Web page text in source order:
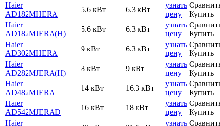
Haier
AD182MHERA
5.6 кВт 6.3 кВт
узнать
цену
Купить
Haier
AD182MJERA(H)
5.6 кВт 6.3 кВт
узнать
цену
Купить
Haier
AD302MHERA
9 кВт 6.3 кВт
узнать
цену
Купить
Haier
AD282MJERA(H)
8 кВт 9 кВт
узнать
цену
Купить
Haier
AD482MJERA
14 кВт 16.3 кВт
узнать
цену
Купить
Haier
AD542MJERAD
16 кВт 18 кВт
узнать
цену
Купить
Haier
узнать